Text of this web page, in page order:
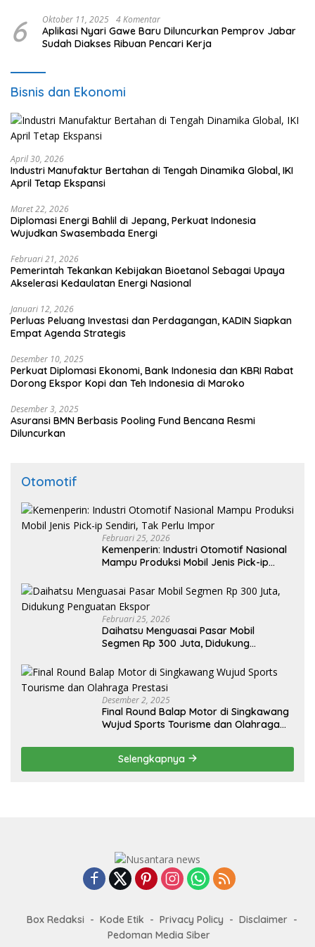
6 Oktober 11, 2025 4 Komentar
Aplikasi Nyari Gawe Baru Diluncurkan Pemprov Jabar
Sudah Diakses Ribuan Pencari Kerja
Bisnis dan Ekonomi
April 30, 2026
Industri Manufaktur Bertahan di Tengah Dinamika Global, IKI
April Tetap Ekspansi
Maret 22, 2026
Diplomasi Energi Bahlil di Jepang, Perkuat Indonesia
Wujudkan Swasembada Energi
Februari 21, 2026
Pemerintah Tekankan Kebijakan Bioetanol Sebagai Upaya
Akselerasi Kedaulatan Energi Nasional
Januari 12, 2026
Perluas Peluang Investasi dan Perdagangan, KADIN Siapkan
Empat Agenda Strategis
Desember 10, 2025
Perkuat Diplomasi Ekonomi, Bank Indonesia dan KBRI Rabat
Dorong Ekspor Kopi dan Teh Indonesia di Maroko
Desember 3, 2025
Asuransi BMN Berbasis Pooling Fund Bencana Resmi
Diluncurkan
Otomotif
Februari 25, 2026
Kemenperin: Industri Otomotif Nasional
Mampu Produksi Mobil Jenis Pick-ip
Februari 25, 2026
Daihatsu Menguasai Pasar Mobil
Segmen Rp 300 Juta, Didukung
Desember 2, 2025
Final Round Balap Motor di Singkawang
Wujud Sports Tourisme dan Olahraga
Selengkapnya
Box Redaksi Kode Etik Privacy Policy
Disclaimer
Pedoman Media Siber